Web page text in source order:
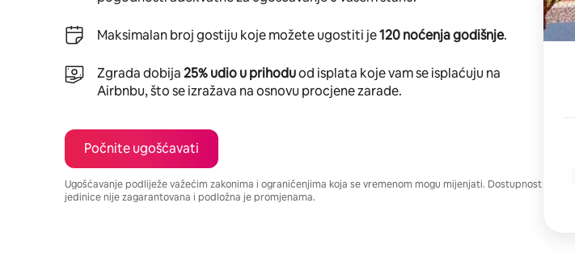
Maksimalan broj gostiju koje možete ugostiti je120 noćenja godišnje.
Zgrada dobija25% udio u prihoduod isplata koje vam se isplaćuju na
Airbnbu, što se izražava na osnovu procjene zarade.
Počnite ugošćavati
Ugošćavanje podliježe važećim zakonima i ograničenjima koja se vremenom mogu mijenjati. Dostupnost
jedinice nije zagarantovana i podložna je promjenama.